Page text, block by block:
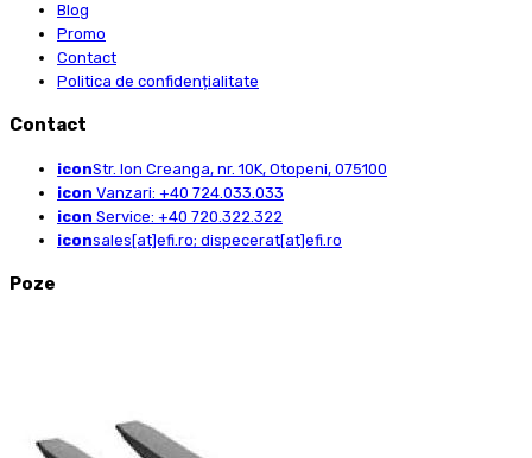
Blog
Promo
Contact
Politica de confidențialitate
Contact
iconStr. Ion Creanga, nr. 10K, Otopeni, 075100
icon Vanzari: +40 724.033.033
icon Service: +40 720.322.322
iconsales[at]efi.ro; dispecerat[at]efi.ro
Poze